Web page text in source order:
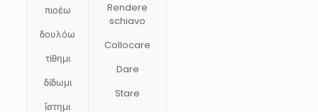
πιοέω
δουλόω
τίθημι
δίδωμι
ἵστημι
Rendere
schiavo
Collocare
Dare
Stare